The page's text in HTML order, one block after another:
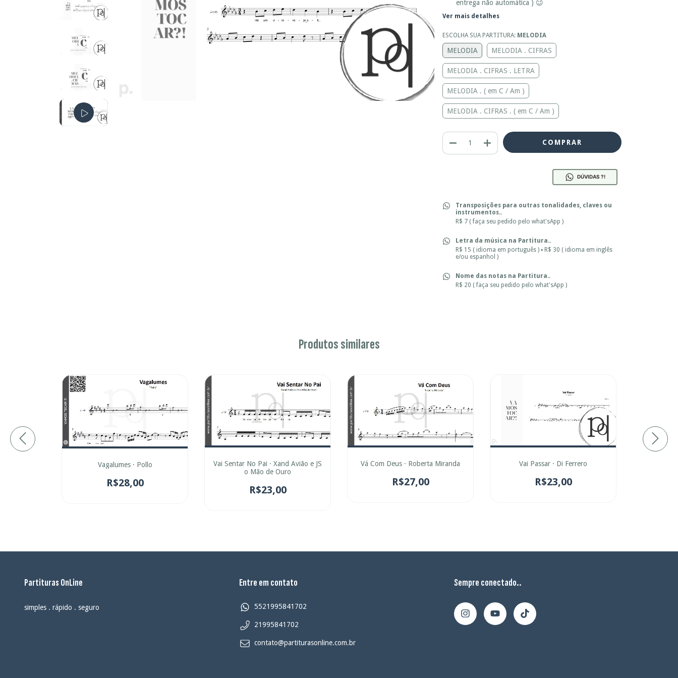
entrega não automática ) 😉
Ver mais detalhes
ESCOLHA SUA PARTITURA: MELODIA
MELODIA MELODIA . CIFRAS
MELODIA . CIFRAS . LETRA
MELODIA . ( em C / Am )
MELODIA . CIFRAS . ( em C / Am )
DÚVIDAS ?!
Transposições para outras tonalidades, claves ou
instrumentos..
R$ 7 ( faça seu pedido pelo what'sApp )
Letra da música na Partitura..
R$ 15 ( idioma em português ) ▪ R$ 30 ( idioma em inglês
e/ou espanhol )
Nome das notas na Partitura..
R$ 20 ( faça seu pedido pelo what'sApp )
Produtos similares
Vagalumes · Pollo
R$28,00
Vai Sentar No Pai · Xand Avião e JS
o Mão de Ouro
R$23,00
Vá Com Deus · Roberta Miranda
R$27,00
Vai Passar · Di Ferrero
R$23,00
Partituras OnLine
simples . rápido . seguro
Entre em contato
5521995841702
21995841702
contato@partiturasonline.com.br
Sempre conectado..